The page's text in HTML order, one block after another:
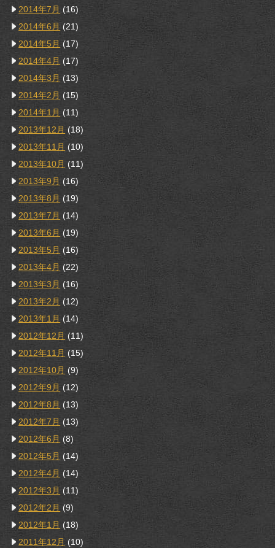
2014年7月 (16)
2014年6月 (21)
2014年5月 (17)
2014年4月 (17)
2014年3月 (13)
2014年2月 (15)
2014年1月 (11)
2013年12月 (18)
2013年11月 (10)
2013年10月 (11)
2013年9月 (16)
2013年8月 (19)
2013年7月 (14)
2013年6月 (19)
2013年5月 (16)
2013年4月 (22)
2013年3月 (16)
2013年2月 (12)
2013年1月 (14)
2012年12月 (11)
2012年11月 (15)
2012年10月 (9)
2012年9月 (12)
2012年8月 (13)
2012年7月 (13)
2012年6月 (8)
2012年5月 (14)
2012年4月 (14)
2012年3月 (11)
2012年2月 (9)
2012年1月 (18)
2011年12月 (10)